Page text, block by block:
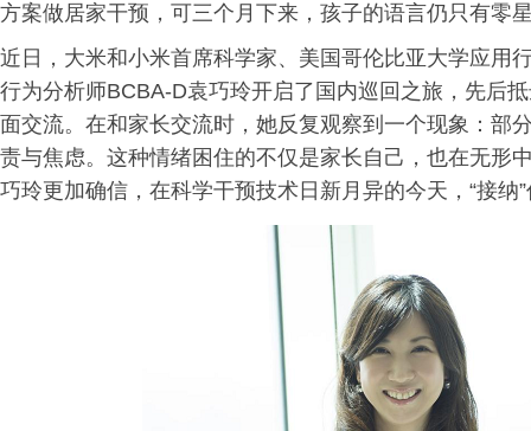
方案做居家干预，可三个月下来，孩子的语言仍只有零
近日，大米和小米首席科学家、美国哥伦比亚大学应用
行为分析师BCBA-D袁巧玲开启了国内巡回之旅，先后
面交流。在和家长交流时，她反复观察到一个现象：部
责与焦虑。这种情绪困住的不仅是家长自己，也在无形
巧玲更加确信，在科学干预技术日新月异的今天，“接